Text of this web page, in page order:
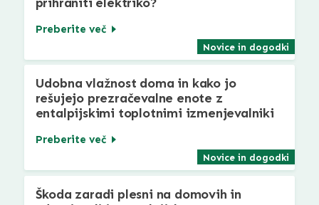
Preberite več
Novice in dogodki
Udobna vlažnost doma in kako jo
rešujejo prezračevalne enote z
entalpijskimi toplotnimi izmenjevalniki
Preberite več
Novice in dogodki
Škoda zaradi plesni na domovih in